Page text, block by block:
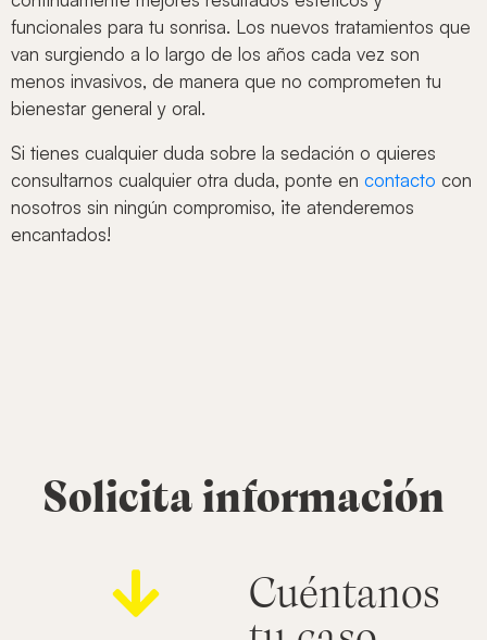
funcionales para tu sonrisa. Los nuevos tratamientos que
van surgiendo a lo largo de los años cada vez son
menos invasivos, de manera que no comprometen tu
bienestar general y oral.
Si tienes cualquier duda sobre la sedación o quieres
consultarnos cualquier otra duda, ponte en contacto con
nosotros sin ningún compromiso, ¡te atenderemos
encantados!
Solicita información
Cuéntanos